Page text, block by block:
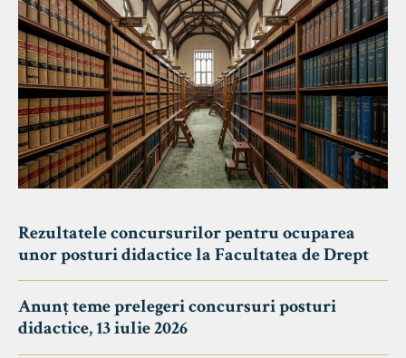
Rezultatele concursurilor pentru ocuparea
unor posturi didactice la Facultatea de Drept
Anunț teme prelegeri concursuri posturi
didactice, 13 iulie 2026